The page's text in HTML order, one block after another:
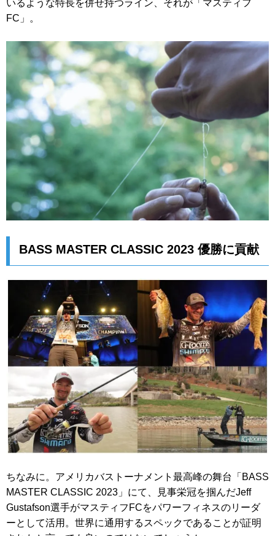
いるような特長を併せ持つライン、それが「マスティフ
FC」。
BASS MASTER CLASSIC 2023 優勝に貢献
ちなみに。アメリカバストーナメント最高峰の舞台「BASS
MASTER CLASSIC 2023」にて、見事栄冠を掴んだJeff
Gustafson選手がマスティフFCをパワーフィネスのリーダ
ーとして活用。世界に通用するスペックであることが証明